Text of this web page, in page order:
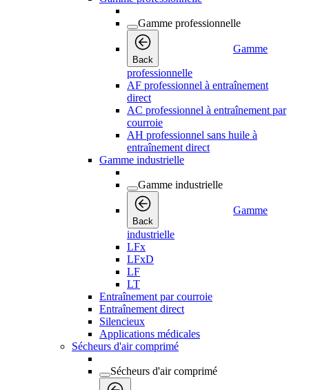
Gamme professionnelle
Back
Gamme
professionnelle
AF professionnel à entraînement
direct
AC professionnel à entraînement par
courroie
AH professionnel sans huile à
entraînement direct
Gamme industrielle
Gamme industrielle
Back
Gamme
industrielle
LFx
LFxD
LF
LT
Entraînement par courroie
Entraînement direct
Silencieux
Applications médicales
Sécheurs d'air comprimé
Sécheurs d'air comprimé